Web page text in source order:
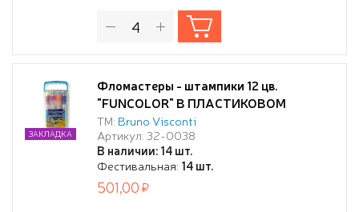
Фломастеры - штампики 12 цв.
"FUNCOLOR" В ПЛАСТИКОВОМ
ПЕНАЛЕ
ТМ: Bruno Visconti
Артикул: 32-0038
В наличии: 14 шт.
Фестивальная: 14 шт.
ЗАКЛАДКА
501,00